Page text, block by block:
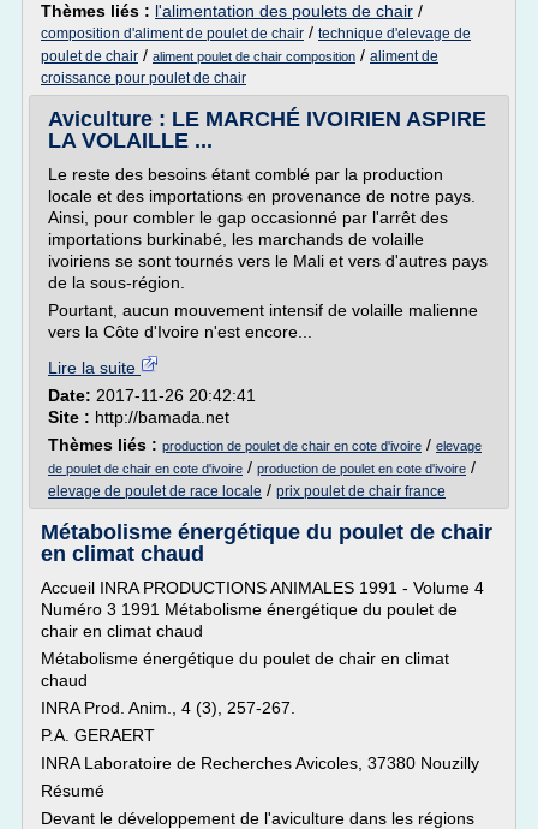
Thèmes liés : l'alimentation des poulets de chair /
composition d'aliment de poulet de chair / technique d'elevage de
poulet de chair / aliment poulet de chair composition / aliment de
croissance pour poulet de chair
Aviculture : LE MARCHÉ IVOIRIEN ASPIRE
LA VOLAILLE ...
Le reste des besoins étant comblé par la production
locale et des importations en provenance de notre pays.
Ainsi, pour combler le gap occasionné par l'arrêt des
importations burkinabé, les marchands de volaille
ivoiriens se sont tournés vers le Mali et vers d'autres pays
de la sous-région.
Pourtant, aucun mouvement intensif de volaille malienne
vers la Côte d'Ivoire n'est encore...
Lire la suite
Date: 2017-11-26 20:42:41
Site : http://bamada.net
Thèmes liés : production de poulet de chair en cote d'ivoire / elevage
de poulet de chair en cote d'ivoire / production de poulet en cote d'ivoire /
elevage de poulet de race locale / prix poulet de chair france
Métabolisme énergétique du poulet de chair
en climat chaud
Accueil INRA PRODUCTIONS ANIMALES 1991 - Volume 4
Numéro 3 1991 Métabolisme énergétique du poulet de
chair en climat chaud
Métabolisme énergétique du poulet de chair en climat
chaud
INRA Prod. Anim., 4 (3), 257-267.
P.A. GERAERT
INRA Laboratoire de Recherches Avicoles, 37380 Nouzilly
Résumé
Devant le développement de l'aviculture dans les régions